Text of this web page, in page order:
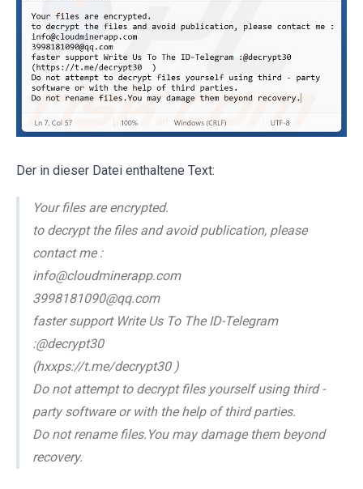
Der in dieser Datei enthaltene Text:
Your files are encrypted.
to decrypt the files and avoid publication, please
contact me :
info@cloudminerapp.com
3998181090@qq.com
faster support Write Us To The ID-Telegram
:@decrypt30
(hxxps://t.me/decrypt30 )
Do not attempt to decrypt files yourself using third -
party software or with the help of third parties.
Do not rename files.You may damage them beyond
recovery.